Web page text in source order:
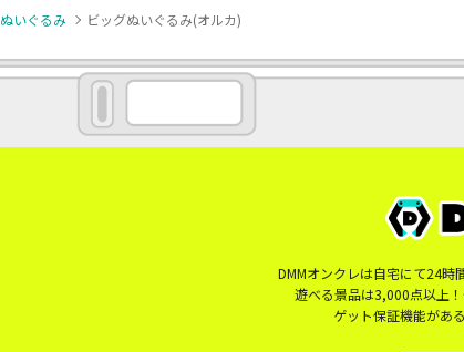
ぬいぐるみ ビッグぬいぐるみ(オルカ)
DMMオンクレは自宅にて24時
遊べる景品は3,000点以上
ゲット保証機能があ